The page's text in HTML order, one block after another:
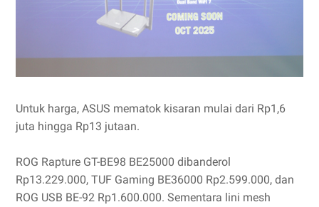
Untuk harga, ASUS mematok kisaran mulai dari Rp1,6
juta hingga Rp13 jutaan.
ROG Rapture GT-BE98 BE25000 dibanderol
Rp13.229.000, TUF Gaming BE36000 Rp2.599.000, dan
ROG USB BE-92 Rp1.600.000. Sementara lini mesh